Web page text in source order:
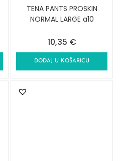
TENA PANTS PROSKIN
NORMAL LARGE a10
10,35 €
DODAJ U KOŠARICU